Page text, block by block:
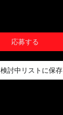
応募する
検討中リストに保存